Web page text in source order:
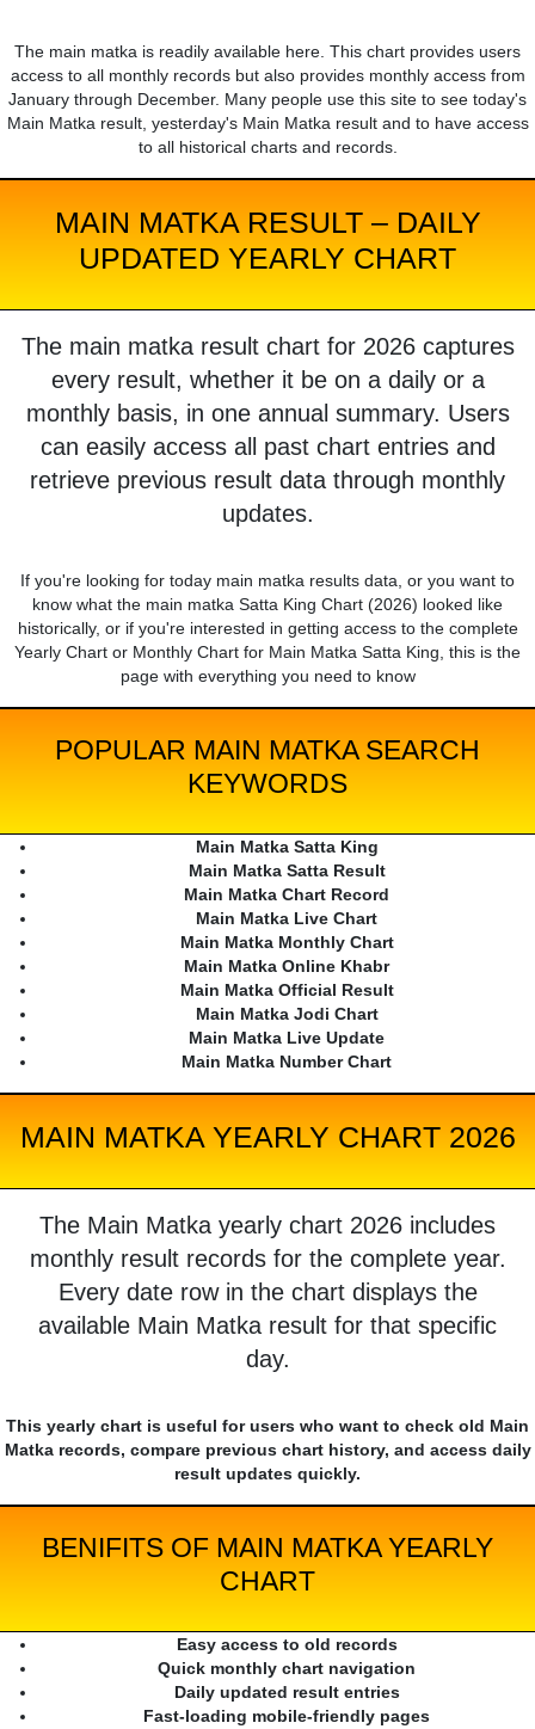
The main matka is readily available here. This chart provides users
access to all monthly records but also provides monthly access from
January through December. Many people use this site to see today's
Main Matka result, yesterday's Main Matka result and to have access
to all historical charts and records.
MAIN MATKA RESULT – DAILY
UPDATED YEARLY CHART
The main matka result chart for 2026 captures
every result, whether it be on a daily or a
monthly basis, in one annual summary. Users
can easily access all past chart entries and
retrieve previous result data through monthly
updates.
If you're looking for today main matka results data, or you want to
know what the main matka Satta King Chart (2026) looked like
historically, or if you're interested in getting access to the complete
Yearly Chart or Monthly Chart for Main Matka Satta King, this is the
page with everything you need to know
POPULAR MAIN MATKA SEARCH
KEYWORDS
Main Matka Satta King
Main Matka Satta Result
Main Matka Chart Record
Main Matka Live Chart
Main Matka Monthly Chart
Main Matka Online Khabr
Main Matka Official Result
Main Matka Jodi Chart
Main Matka Live Update
Main Matka Number Chart
MAIN MATKA YEARLY CHART 2026
The Main Matka yearly chart 2026 includes
monthly result records for the complete year.
Every date row in the chart displays the
available Main Matka result for that specific
day.
This yearly chart is useful for users who want to check old Main
Matka records, compare previous chart history, and access daily
result updates quickly.
BENIFITS OF MAIN MATKA YEARLY
CHART
Easy access to old records
Quick monthly chart navigation
Daily updated result entries
Fast-loading mobile-friendly pages